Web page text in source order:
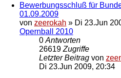
Bewerbungsschluß für
01.09.2009
von zeerokah » Di 23.Jun
Opernball 2010
0 Antworten
26619 Zugriffe
Letzter Beitrag von
Di 23.Jun 2009, 20:34